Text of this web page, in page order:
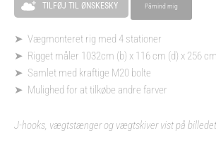
TILFØJ TIL ØNSKESKY
➤ Vægmonteret rig med 4 stationer
➤ Rigget måler 1032cm (b) x 116 cm (d) x 256
➤ Samlet med kraftige M20 bolte
➤ Mulighed for at tilkøbe andre farver
J-hooks, vægtstænger og vægtskiver vist på